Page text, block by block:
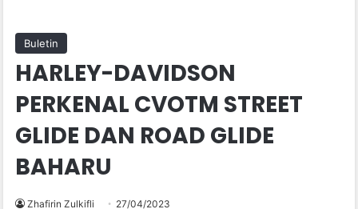
Buletin
HARLEY-DAVIDSON
PERKENAL CVOTM STREET
GLIDE DAN ROAD GLIDE
BAHARU
Zhafirin Zulkifli 27/04/2023